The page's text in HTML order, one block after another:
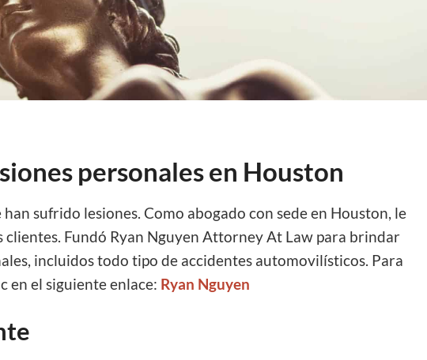
personales en Houston
sufrido lesiones. Como abogado con sede en Houston, le
Fundó Ryan Nguyen Attorney At Law para brindar
incluidos todo tipo de accidentes automovilísticos. Para
en el siguiente enlace: Ryan Nguyen